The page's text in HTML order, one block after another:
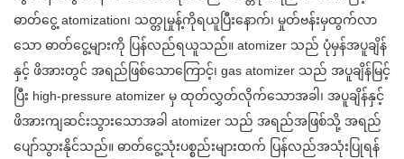
ဓာတ်ငွေ့ atomization၊ သတ္တုမှုန့်ကိုရယူပြီးနောက်၊ မှုတ်ဗန်းမှထွက်လာ
သော ဓာတ်ငွေ့များကို ပြန်လည်ရယူသည်။ atomizer သည် ပုံမှန်အပူချိန်
နှင့် ဖိအားတွင် အရည်ဖြစ်သောကြောင့်၊ gas atomizer သည် အပူချိန်မြင့်
ပြီး high-pressure atomizer မှ ထုတ်လွှတ်လိုက်သောအခါ၊ အပူချိန်နှင့်
ဖိအားကျဆင်းသွားသောအခါ atomizer သည် အရည်အဖြစ်သို့ အရည်
ပျော်သွားနိုင်သည်။ ဓာတ်ငွေ့သုံးပစ္စည်းများထက် ပြန်လည်အသုံးပြုရန်